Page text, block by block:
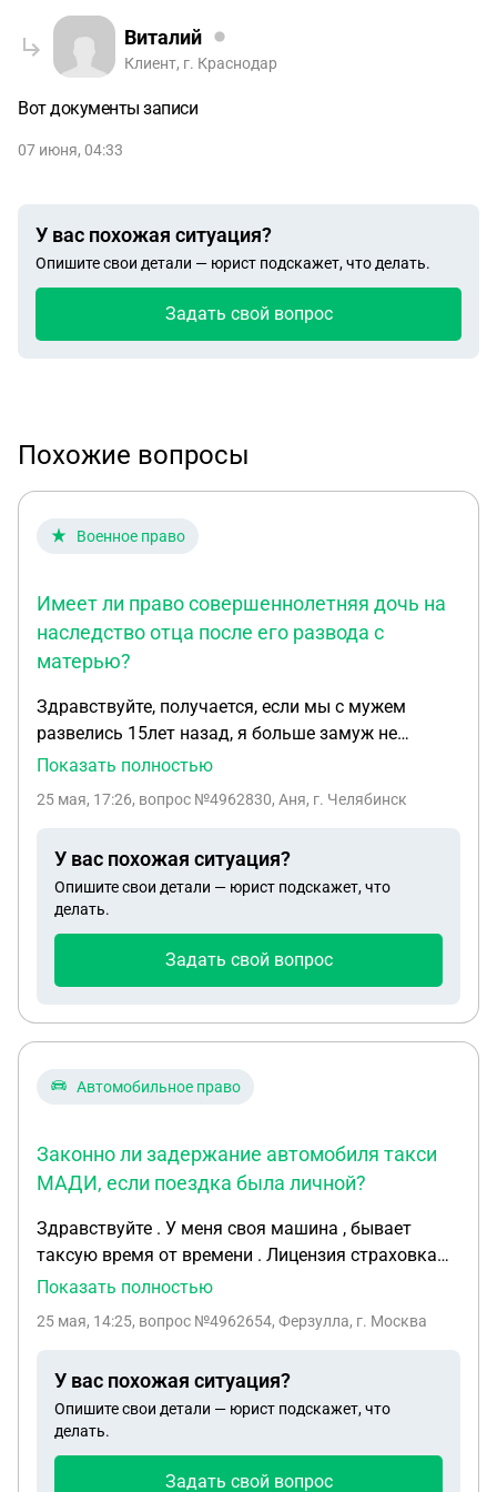
Виталий
Клиент, г. Краснодар
Вот документы записи
07 июня, 04:33
У вас похожая ситуация?
Опишите свои детали — юрист подскажет, что делать.
Задать свой вопрос
Похожие вопросы
Военное право
Имеет ли право совершеннолетняя дочь на
наследство отца после его развода с
матерью?
Здравствуйте, получается, если мы с мужем
развелись 15лет назад, я больше замуж не
вышла. У нас совместная дочь, которой сегодня
что не имеет право. У нег о еще есть сын от
Показать полностью
25 мая, 17:26, вопрос №4962830, Аня, г. Челябинск
У вас похожая ситуация?
Опишите свои детали — юрист подскажет, что
делать.
Задать свой вопрос
Автомобильное право
Законно ли задержание автомобиля такси
МАДИ, если поездка была личной?
Здравствуйте . У меня своя машина , бывает
таксую время от времени . Лицензия страховка
имеется . Я ехал по своим делам пустой , не
шахматную раскраску убрал и был без путевого
и выписали штрафы. Сказали что не имею права
так ездить . Законно ли это и возможно ли это
обжаловать ?
Показать полностью
25 мая, 14:25, вопрос №4962654, Ферзулла, г. Москва
У вас похожая ситуация?
Опишите свои детали — юрист подскажет, что
делать.
Задать свой вопрос